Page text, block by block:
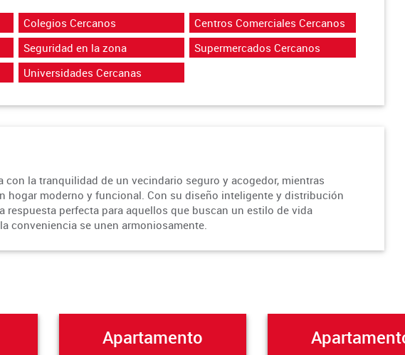
Colegios Cercanos
Centros Comerciales Cercanos
Seguridad en la zona
Supermercados Cercanos
Universidades Cercanas
con la tranquilidad de un vecindario seguro y acogedor, mientras
hogar moderno y funcional. Con su diseño inteligente y distribución
respuesta perfecta para aquellos que buscan un estilo de vida
conveniencia se unen armoniosamente.
Apartamento